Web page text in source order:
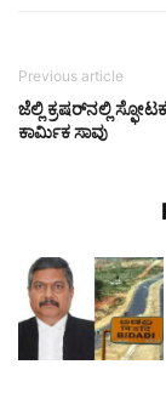
Previous article
ಜೆಲ್ಲಿ ಕ್ರಷರ್‌ನಲ್ಲಿ
ಕಾರ್ಮಿಕ ಸಾವು